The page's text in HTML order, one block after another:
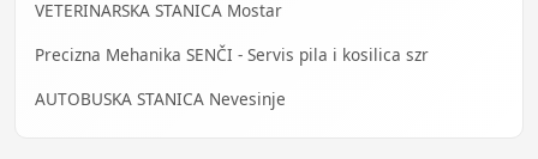
VETERINARSKA STANICA Mostar
Precizna Mehanika SENČI - Servis pila i kosilica szr
AUTOBUSKA STANICA Nevesinje